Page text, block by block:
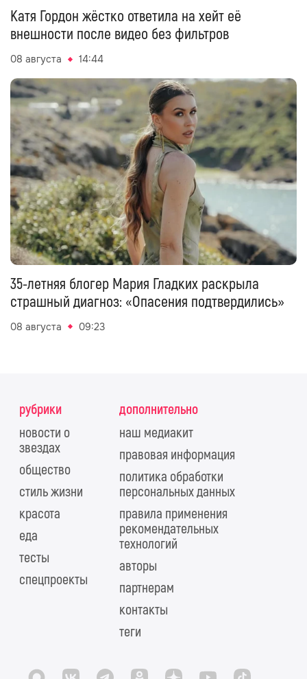
Катя Гордон жёстко ответила на хейт её
внешности после видео без фильтров
08 августа 14:44
35-летняя блогер Мария Гладких раскрыла
страшный диагноз: «Опасения подтвердились»
08 августа 09:23
рубрики
новости о
звездах
общество
стиль жизни
красота
еда
тесты
спецпроекты
дополнительно
наш медиакит
правовая информация
политика обработки
персональных данных
правила применения
рекомендательных
технологий
авторы
партнерам
контакты
теги